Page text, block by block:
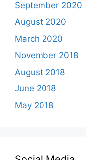
September 2020
August 2020
March 2020
November 2018
August 2018
June 2018
May 2018